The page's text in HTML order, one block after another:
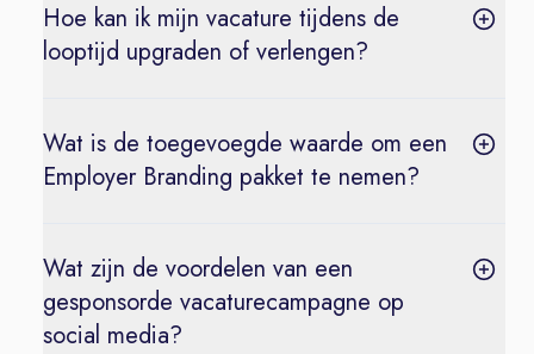
Hoe kan ik mijn vacature tijdens de
looptijd upgraden of verlengen?
Wat is de toegevoegde waarde om een
Employer Branding pakket te nemen?
Wat zijn de voordelen van een
gesponsorde vacaturecampagne op
social media?